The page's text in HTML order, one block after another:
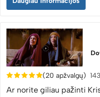
(20 apžvalgų)
Ar norite giliau pažinti